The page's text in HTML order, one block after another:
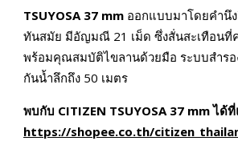
TSUYOSA 37 mm ออกแบบมาโดยคำนึ
ทันสมัย มีอัญมณี 21 เม็ด ซึ่งสั่นสะเทือนที่ค
พร้อมคุณสมบัติไขลานด้วยมือ ระบบสำรอ
กันน้ำลึกถึง 50 เมตร
พบกับ CITIZEN TSUYOSA 37 mmได้ที่
https://shopee.co.th/